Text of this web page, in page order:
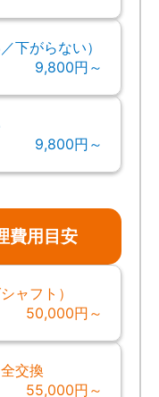
下がらない）
9,800円～
9,800円～
費用目安
ャフト）
50,000円～
交換
55,000円～